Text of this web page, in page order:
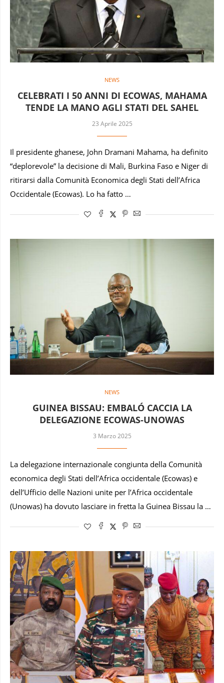
NEWS
CELEBRATI I 50 ANNI DI ECOWAS, MAHAMA
TENDE LA MANO AGLI STATI DEL SAHEL
23 Aprile 2025
Il presidente ghanese, John Dramani Mahama, ha definito
“deplorevole” la decisione di Mali, Burkina Faso e Niger di
ritirarsi dalla Comunità Economica degli Stati dell’Africa
Occidentale (Ecowas). Lo ha fatto …
NEWS
GUINEA BISSAU: EMBALÓ CACCIA LA
DELEGAZIONE ECOWAS-UNOWAS
3 Marzo 2025
La delegazione internazionale congiunta della Comunità
economica degli Stati dell’Africa occidentale (Ecowas) e
dell’Ufficio delle Nazioni unite per l’Africa occidentale
(Unowas) ha dovuto lasciare in fretta la Guinea Bissau la …